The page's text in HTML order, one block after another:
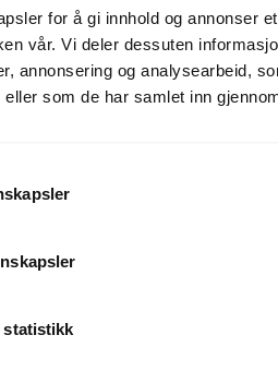
for å gi innhold og annonser
vår. Vi deler dessuten
annonsering og analysearbeid,
som de har samlet inn
statistikk
971 262 834